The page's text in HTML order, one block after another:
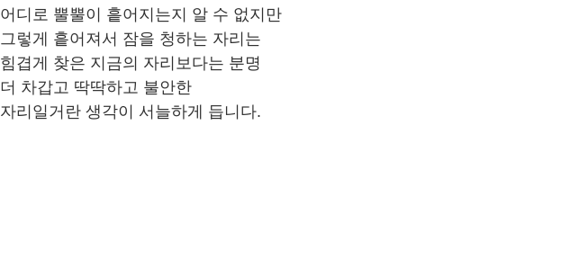
어디로 뿔뿔이 흩어지는지 알 수 없지만
그렇게 흩어져서 잠을 청하는 자리는
힘겹게 찾은 지금의 자리보다는 분명
더 차갑고 딱딱하고 불안한
자리일거란 생각이 서늘하게 듭니다.